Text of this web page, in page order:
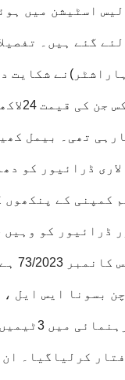
اسٹیشن میں
ممبئی لے جائی جارہی
لاری ڈرائیور
اور ڈرائیور
بسونا ایس ایل